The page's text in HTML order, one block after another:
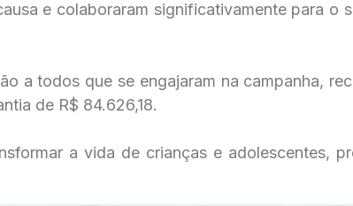
e colaboraram significativamente para o
a todos que se engajaram na campanha,
de R$ 84.626,18.
a vida de crianças e adolescentes,